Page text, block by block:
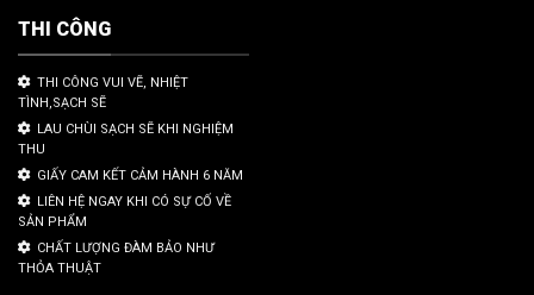
THI CÔNG
THI CÔNG VUI VẼ, NHIỆT
TÌNH,SẠCH SẼ
LAU CHÙI SẠCH SẼ KHI NGHIỆM
THU
GIẤY CAM KẾT CẢM HÀNH 6 NĂM
LIÊN HỆ NGAY KHI CÓ SỰ CỐ VỀ
SẢN PHẨM
CHẤT LƯỢNG ĐÀM BẢO NHƯ
THỎA THUẬT